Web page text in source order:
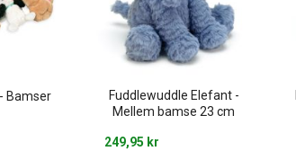
Bamser
Fuddlewuddle Elefant -
Mellem bamse 23 cm
249,95 kr